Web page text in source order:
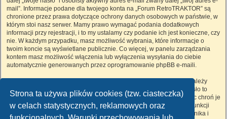
Strona ta używa plików cookies (tzw. ciasteczka)
w celach statystycznych, reklamowych oraz
mail”. Informacje podane dla twojego konta na „Forum RetroTRAKTOR” są
chronione przez prawa dotyczące ochrony danych osobowych w państwie, w
którym stoi nasz serwer. Mamy prawo wymagać podania dodatkowych
informacji przy rejestracji, i to my ustalamy czy podanie ich jest konieczne, czy
nie. W każdym przypadku, masz możliwość wybrania, które informacje o
twoim koncie są wyświetlane publicznie. Co więcej, w panelu zarządzania
kontem masz możliwość włączenia lub wyłączenia wysyłania do ciebie
automatycznie generowanych przez oprogramowanie phpBB e-maili.
Twoje hasło jest zaszyfrowane, więc jest bezpieczne, niemniej nie należy
używać tego samego hasła na różnych witrynach internetowych. Hasło to
umożliwia dostęp do twojego konta na „Forum RetroTRAKTOR”, więc chroń je
i w żadnym wypadku nie podawajnikomu. Jeśli je zapomnisz, użyj funkcji
„Nie pamiętam hasła”. Witryna poprosi cię o podanie nazwy użytkownika i